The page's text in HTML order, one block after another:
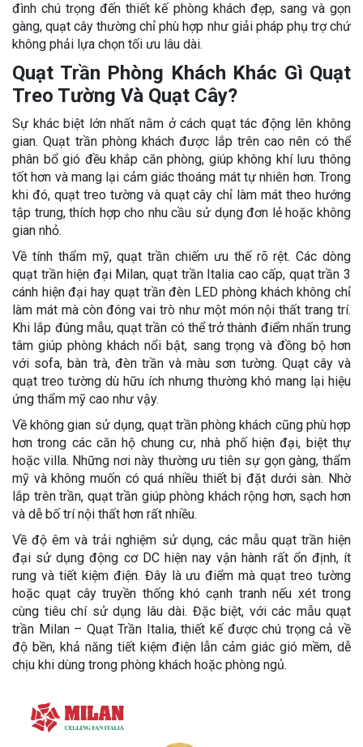
đình chú trọng đến thiết kế phòng khách đẹp, sang và gọn
gàng, quạt cây thường chỉ phù hợp như giải pháp phụ trợ chứ
không phải lựa chọn tối ưu lâu dài.
Quạt Trần Phòng Khách Khác Gì Quạt
Treo Tường Và Quạt Cây?
Sự khác biệt lớn nhất nằm ở cách quạt tác động lên không
gian. Quạt trần phòng khách được lắp trên cao nên có thể
phân bổ gió đều khắp căn phòng, giúp không khí lưu thông
tốt hơn và mang lại cảm giác thoáng mát tự nhiên hơn. Trong
khi đó, quạt treo tường và quạt cây chỉ làm mát theo hướng
tập trung, thích hợp cho nhu cầu sử dụng đơn lẻ hoặc không
gian nhỏ.
Về tính thẩm mỹ, quạt trần chiếm ưu thế rõ rệt. Các dòng
quạt trần hiện đại Milan, quạt trần Italia cao cấp, quạt trần 3
cánh hiện đại hay quạt trần đèn LED phòng khách không chỉ
làm mát mà còn đóng vai trò như một món nội thất trang trí.
Khi lắp đúng mẫu, quạt trần có thể trở thành điểm nhấn trung
tâm giúp phòng khách nổi bật, sang trọng và đồng bộ hơn
với sofa, bàn trà, đèn trần và màu sơn tường. Quạt cây và
quạt treo tường dù hữu ích nhưng thường khó mang lại hiệu
ứng thẩm mỹ cao như vậy.
Về không gian sử dụng, quạt trần phòng khách cũng phù hợp
hơn trong các căn hộ chung cư, nhà phố hiện đại, biệt thự
hoặc villa. Những nơi này thường ưu tiên sự gọn gàng, thẩm
mỹ và không muốn có quá nhiều thiết bị đặt dưới sàn. Nhờ
lắp trên trần, quạt trần giúp phòng khách rộng hơn, sạch hơn
và dễ bố trí nội thất hơn rất nhiều.
Về độ êm và trải nghiệm sử dụng, các mẫu quạt trần hiện
đại sử dụng động cơ DC hiện nay vận hành rất ổn định, ít
rung và tiết kiệm điện. Đây là ưu điểm mà quạt treo tường
hoặc quạt cây truyền thống khó cạnh tranh nếu xét trong
cùng tiêu chí sử dụng lâu dài. Đặc biệt, với các mẫu quạt
trần Milan – Quạt Trần Italia, thiết kế được chú trọng cả về
độ bền, khả năng tiết kiệm điện lẫn cảm giác gió mềm, dễ
chịu khi dùng trong phòng khách hoặc phòng ngủ.